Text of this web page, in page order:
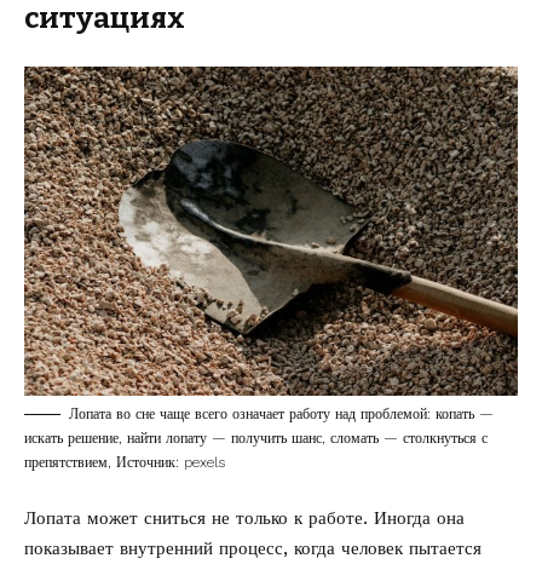
ситуациях
Лопата во сне чаще всего означает работу над проблемой: копать —
искать решение, найти лопату — получить шанс, сломать — столкнуться с
препятствием, Источник: pexels
Лопата может сниться не только к работе. Иногда она
показывает внутренний процесс, когда человек пытается